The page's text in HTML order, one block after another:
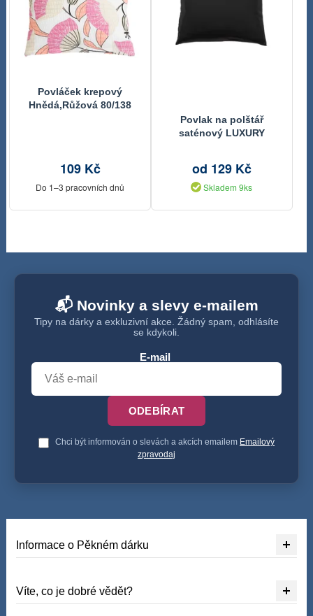
Povláček krepový
Hnědá,Růžová 80/138
109 Kč
Do 1–3 pracovních dnů
Povlak na polštář
saténový LUXURY
od 129 Kč
Skladem 9ks
📬 Novinky a slevy e-mailem
Tipy na dárky a exkluzivní akce. Žádný spam, odhlásíte
se kdykoli.
E-mail
ODEBÍRAT
Chci být informován o slevách a akcích emailem Emailový
zpravodaj
Informace o Pěkném dárku
Víte, co je dobré vědět?